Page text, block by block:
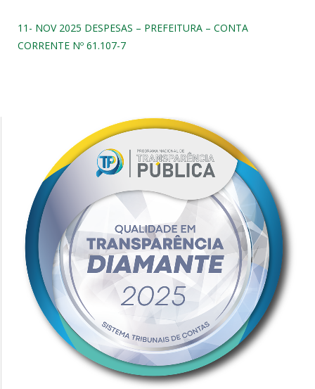
11- NOV 2025 DESPESAS – PREFEITURA – CONTA
CORRENTE Nº 61.107-7